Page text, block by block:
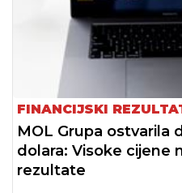
FINANCIJSKI
MOL Grupa ostvarila
dolara: Visoke cijene
rezultate